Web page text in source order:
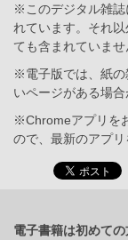
※このデジタル雑誌
れています。それ
ても含まれていませ
※電子版では、紙の
いページがある場合
※Chromeアプリを
ので、最新のアプリ
電子書籍は初めて